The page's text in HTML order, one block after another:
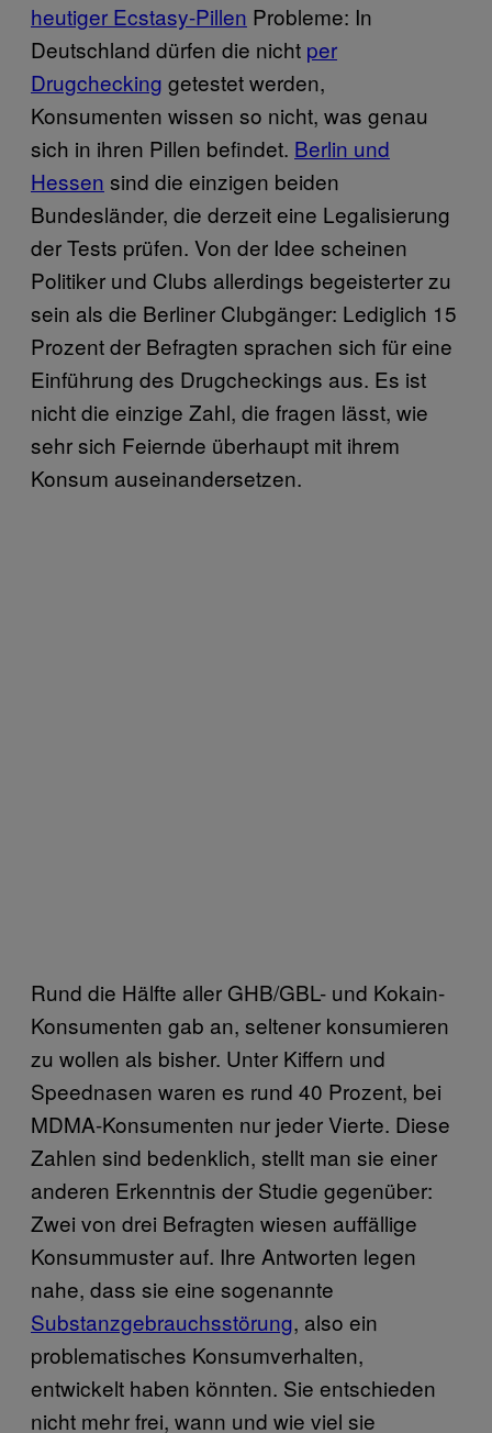
heutiger Ecstasy-Pillen Probleme: In
Deutschland dürfen die nicht per
Drugchecking getestet werden,
Konsumenten wissen so nicht, was genau
sich in ihren Pillen befindet. Berlin und
Hessen sind die einzigen beiden
Bundesländer, die derzeit eine Legalisierung
der Tests prüfen. Von der Idee scheinen
Politiker und Clubs allerdings begeisterter zu
sein als die Berliner Clubgänger: Lediglich 15
Prozent der Befragten sprachen sich für eine
Einführung des Drugcheckings aus. Es ist
nicht die einzige Zahl, die fragen lässt, wie
sehr sich Feiernde überhaupt mit ihrem
Konsum auseinandersetzen.
Rund die Hälfte aller GHB/GBL- und Kokain-
Konsumenten gab an, seltener konsumieren
zu wollen als bisher. Unter Kiffern und
Speednasen waren es rund 40 Prozent, bei
MDMA-Konsumenten nur jeder Vierte. Diese
Zahlen sind bedenklich, stellt man sie einer
anderen Erkenntnis der Studie gegenüber:
Zwei von drei Befragten wiesen auffällige
Konsummuster auf. Ihre Antworten legen
nahe, dass sie eine sogenannte
Substanzgebrauchsstörung, also ein
problematisches Konsumverhalten,
entwickelt haben könnten. Sie entschieden
nicht mehr frei, wann und wie viel sie